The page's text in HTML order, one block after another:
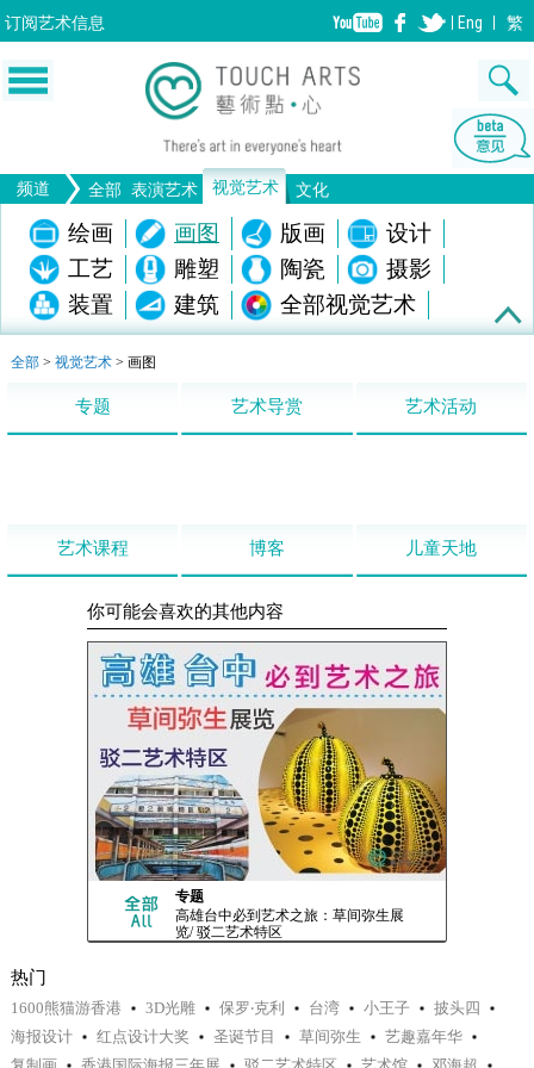
订阅艺术信息 Eng 繁
频道 全部 表演艺术 视觉艺术 文化
音乐 舞蹈
戏剧
歌剧/音乐剧
中国戏曲
电影
全部表演艺术
绘画 画图 版画
设计
工艺
雕塑 陶瓷
摄影
装置
建筑 全部视觉艺术
生活
全部 > 视觉艺术 > 画图
专题 艺术导赏 艺术活动
艺术课程 博客 儿童天地
你可能会喜欢的其他内容
专题
高雄台中必到艺术之旅：草间弥生展
览/ 驳二艺术特区
热门
1600熊猫游香港 3D光雕 保罗‧克利 台湾 小王子
披头四
海报设计
红点设计大奖 圣诞节目 草间弥生
艺趣嘉年华